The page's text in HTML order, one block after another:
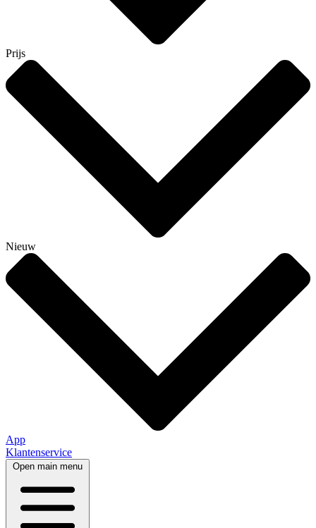
Prijs
Nieuw
App
Klantenservice
Open main menu